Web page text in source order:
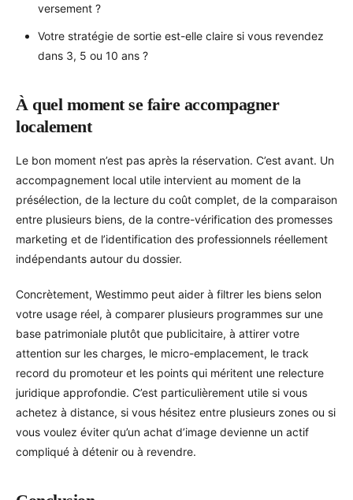
versement ?
Votre stratégie de sortie est-elle claire si vous revendez
dans 3, 5 ou 10 ans ?
À quel moment se faire accompagner
localement
Le bon moment n’est pas après la réservation. C’est avant. Un
accompagnement local utile intervient au moment de la
présélection, de la lecture du coût complet, de la comparaison
entre plusieurs biens, de la contre-vérification des promesses
marketing et de l’identification des professionnels réellement
indépendants autour du dossier.
Concrètement, Westimmo peut aider à filtrer les biens selon
votre usage réel, à comparer plusieurs programmes sur une
base patrimoniale plutôt que publicitaire, à attirer votre
attention sur les charges, le micro-emplacement, le track
record du promoteur et les points qui méritent une relecture
juridique approfondie. C’est particulièrement utile si vous
achetez à distance, si vous hésitez entre plusieurs zones ou si
vous voulez éviter qu’un achat d’image devienne un actif
compliqué à détenir ou à revendre.